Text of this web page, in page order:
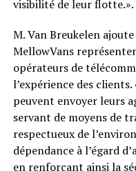
visibilité de leur flotte.».
M. Van Breukelen
MellowVans
opérateurs de
l’expérience des
peuvent envoyer leurs
servant de moyens de
respectueux de
dépendance à l’égard
en renforçant ainsi la